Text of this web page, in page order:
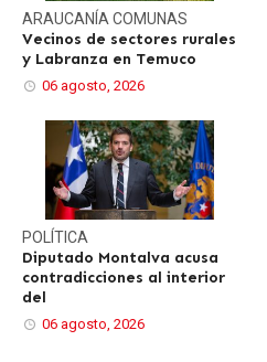
ARAUCANÍA COMUNAS
Vecinos de sectores rurales
y Labranza en Temuco
06 agosto, 2026
POLÍTICA
Diputado Montalva acusa
contradicciones al interior
del
06 agosto, 2026